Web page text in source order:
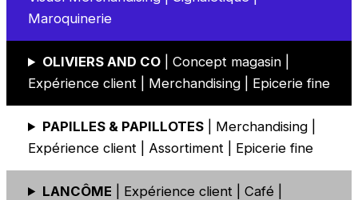
Maroquinerie
OLIVIERS AND CO| Concept magasin |
Expérience client | Merchandising | Epicerie fine
PAPILLES & PAPILLOTES| Merchandising |
Expérience client | Assortiment | Epicerie fine
LANCÔME | Expérience client | Café |